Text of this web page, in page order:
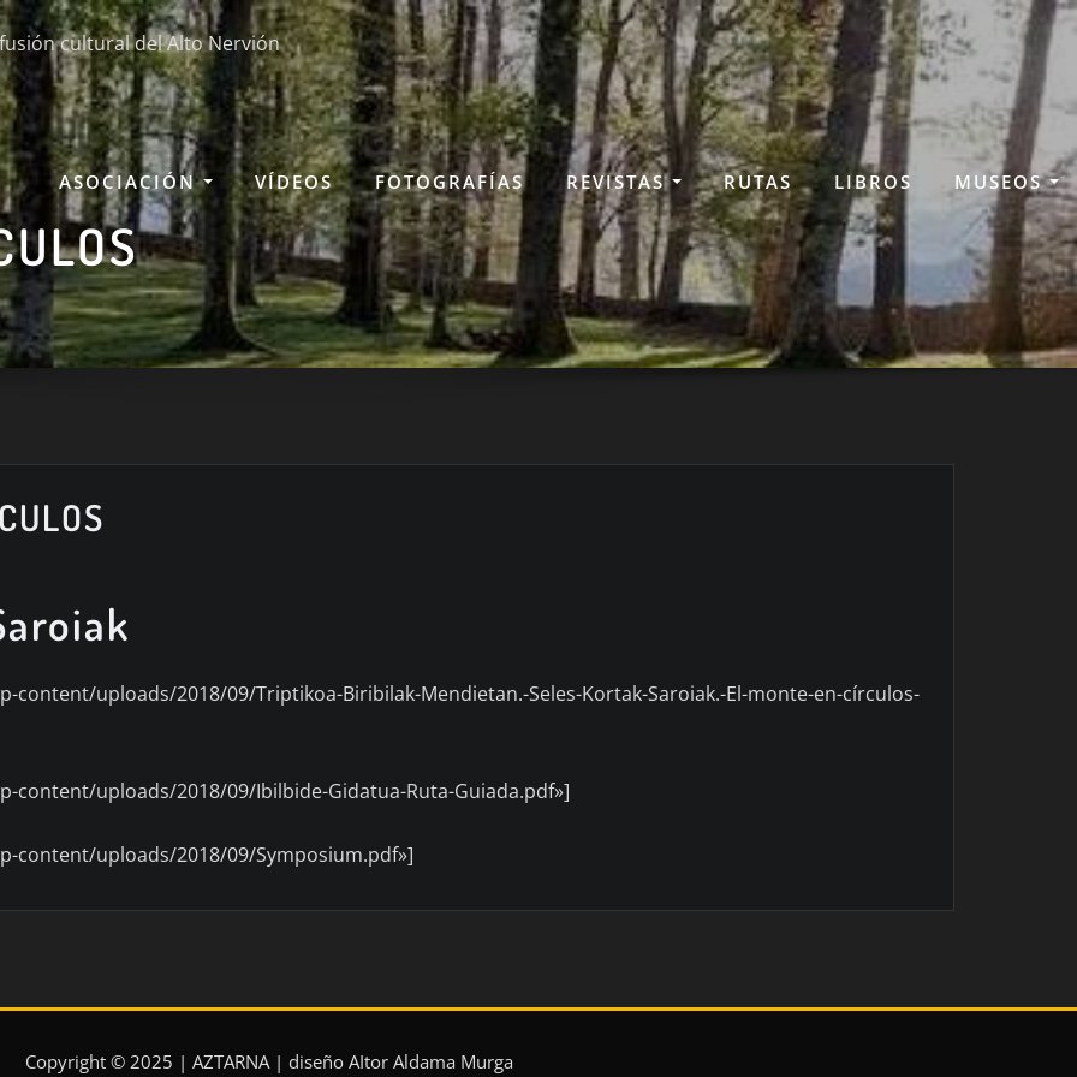
cultural del Alto Nervión
ASOCIACIÓN VÍDEOS FOTOGRAFÍAS REVISTAS RUTAS LIBROS MUSEOS
content/uploads/2018/09/Triptikoa-Biribilak-Mendietan.-Seles-Kortak-Saroiak.-El-monte-en-círculos-
content/uploads/2018/09/Ibilbide-Gidatua-Ruta-Guiada.pdf»]
content/uploads/2018/09/Symposium.pdf»]
Copyright © 2025 | AZTARNA | diseño AItor Aldama Murga